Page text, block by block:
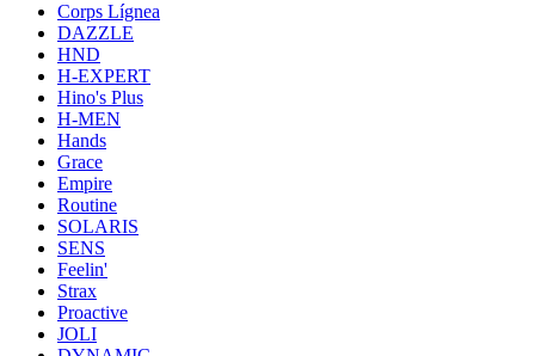
Corps Lígnea
DAZZLE
HND
H-EXPERT
Hino's Plus
H-MEN
Hands
Grace
Empire
Routine
SOLARIS
SENS
Feelin'
Strax
Proactive
JOLI